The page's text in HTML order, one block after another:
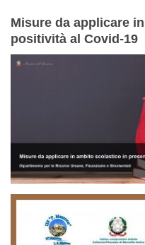
Misure da applicare
positività al Covid-19